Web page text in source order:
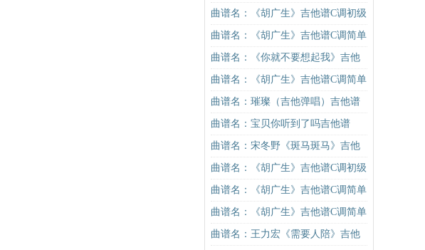
谱C调原版（酷音小伟吉他教学）吉
他谱
曲谱名：《胡广生》吉他谱C调初级
进阶版（酷音小伟吉他弹唱教学）
吉他谱
曲谱名：《胡广生》吉他谱C调简单
版（酷音小伟吉他弹唱教学）吉他
谱
曲谱名：《你就不要想起我》吉他
谱C调简单版吉他谱
曲谱名：《胡广生》吉他谱C调简单
版（酷音小伟吉他弹唱教学）吉他
谱
曲谱名：璀璨（吉他弹唱）吉他谱
曲谱名：宝贝你听到了吗吉他谱
曲谱名：宋冬野《斑马斑马》吉他
谱G调初级进阶版（酷音小伟吉他教
学）吉他谱
曲谱名：《胡广生》吉他谱C调初级
进阶版（酷音小伟吉他弹唱教学）
吉他谱
曲谱名：《胡广生》吉他谱C调简单
版（酷音小伟吉他弹唱教学）吉他
谱
曲谱名：《胡广生》吉他谱C调简单
版（酷音小伟吉他弹唱教学）吉他
曲谱名：王力宏《需要人陪》吉他